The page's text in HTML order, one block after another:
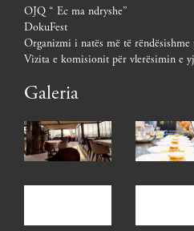
OJQ “ Ec ma ndryshe”
DokuFest
Organizmi i natës më të rëndësishme
Vizita e komisionit për vlerësimin e
Galeria